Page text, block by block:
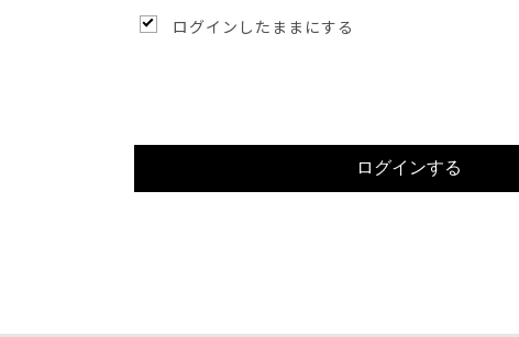
ログインしたままにする
ログインする